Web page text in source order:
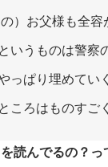
の）お父様も全
いうものは警察
っぱり埋めてい
ころはものすご
読んでるの？っ